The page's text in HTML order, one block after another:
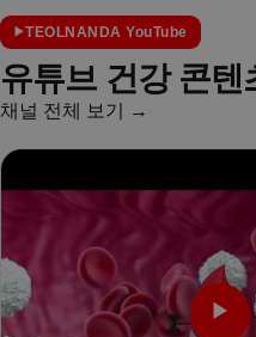
TEOLNANDA YouTube
유튜브 건강 콘텐
채널 전체 보기 →
▶